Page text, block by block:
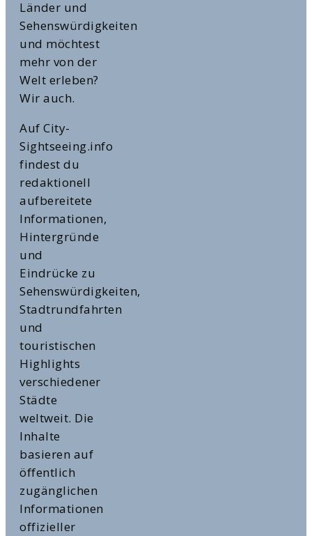
Länder und
Sehenswürdigkeiten
und möchtest
mehr von der
Welt erleben?
Wir auch.
Auf City-
Sightseeing.info
findest du
redaktionell
aufbereitete
Informationen,
Hintergründe
und
Eindrücke zu
Sehenswürdigkeiten,
Stadtrundfahrten
und
touristischen
Highlights
verschiedener
Städte
weltweit. Die
Inhalte
basieren auf
öffentlich
zugänglichen
Informationen
offizieller